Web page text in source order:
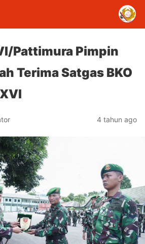
Pattimura Pimpin
Terima Satgas BKO
4 tahun ago